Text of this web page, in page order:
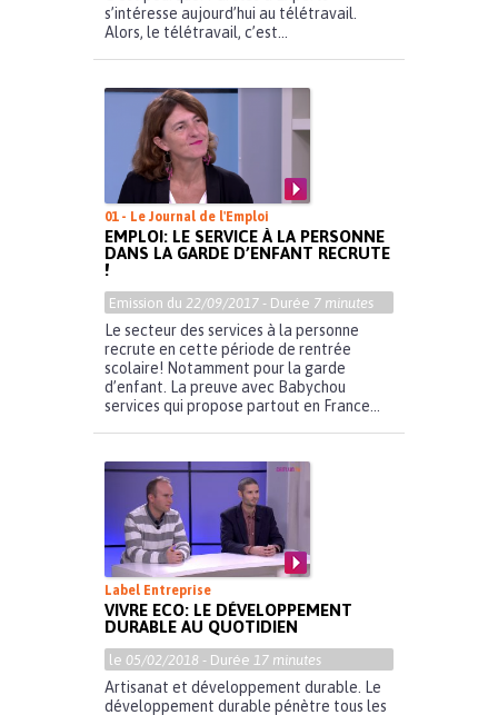
s’intéresse aujourd’hui au télétravail.
Alors, le télétravail, c’est...
01 - Le Journal de l'Emploi
EMPLOI: LE SERVICE À LA PERSONNE
DANS LA GARDE D’ENFANT RECRUTE
!
Emission du 22/09/2017 - Durée 7 minutes
Le secteur des services à la personne
recrute en cette période de rentrée
scolaire! Notamment pour la garde
d’enfant. La preuve avec Babychou
services qui propose partout en France...
Label Entreprise
VIVRE ECO: LE DÉVELOPPEMENT
DURABLE AU QUOTIDIEN
le 05/02/2018 - Durée 17 minutes
Artisanat et développement durable. Le
développement durable pénètre tous les